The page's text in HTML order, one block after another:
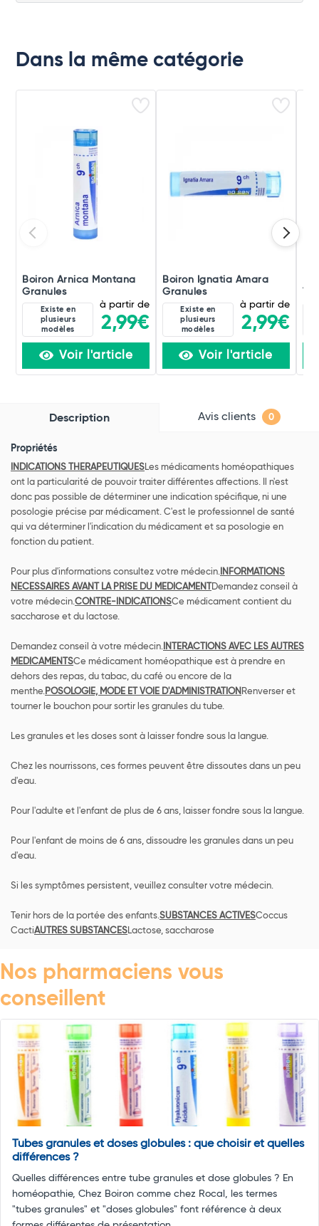
Dans la même catégorie
Boiron Arnica Montana
Granules
Existe en
plusieurs
modèles
à partir de
2,99€
Voir l'article
Boiron Ignatia Amara
Granules
Existe en
plusieurs
modèles
à partir de
2,99€
Voir l'article
Description Avis clients 0
Propriétés
INDICATIONS THERAPEUTIQUESLes médicaments homéopathiques
ont la particularité de pouvoir traiter différentes affections. Il n'est
donc pas possible de déterminer une indication spécifique, ni une
posologie précise par médicament. C'est le professionnel de santé
qui va déterminer l'indication du médicament et sa posologie en
fonction du patient.
Pour plus d'informations consultez votre médecin. INFORMATIONS
NECESSAIRES AVANT LA PRISE DU MEDICAMENTDemandez conseil à
votre médecin.CONTRE-INDICATIONSCe médicament contient du
saccharose et du lactose.
Demandez conseil à votre médecin. INTERACTIONS AVEC LES AUTRES
MEDICAMENTSCe médicament homéopathique est à prendre en
dehors des repas, du tabac, du café ou encore de la
menthe.POSOLOGIE, MODE ET VOIE D'ADMINISTRATION Renverser et
tourner le bouchon pour sortir les granules du tube.
Les granules et les doses sont à laisser fondre sous la langue.
Chez les nourrissons, ces formes peuvent être dissoutes dans un peu
d'eau.
Pour l'adulte et l'enfant de plus de 6 ans, laisser fondre sous la langue.
Pour l'enfant de moins de 6 ans, dissoudre les granules dans un peu
d'eau.
Si les symptômes persistent, veuillez consulter votre médecin.
Tenir hors de la portée des enfants.SUBSTANCES ACTIVESCoccus
CactiAUTRES SUBSTANCESLactose, saccharose
Nos pharmaciens vous
conseillent
Tubes granules et doses globules : que choisir et quelles
différences ?
Quelles différences entre tube granules et dose globules ? En
homéopathie, Chez Boiron comme chez Rocal, les termes
"tubes granules" et "doses globules" font référence à deux